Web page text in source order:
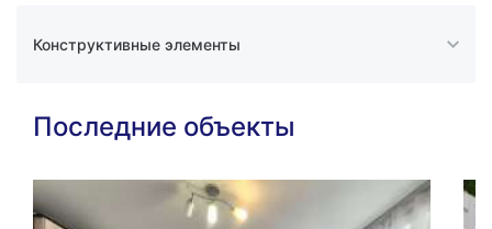
Конструктивные элементы
Последние объекты